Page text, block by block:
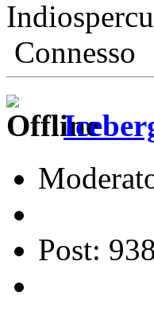
Connesso
Post: